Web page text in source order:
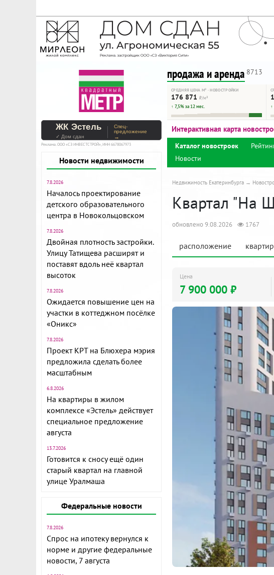
На Метре реклама - только
Помогайте независимому
продажа и аренда 8713
СРЕДНЯЯ ЦЕНА М² · НОВОСТРОЙКИ
176 871 ₽/м²
↑ 7,5% за 12 мес.
↑
ЖК Эстель
✓ Дом сдан
Спец-
предложение
→
Реклама. ООО «СЗ ИНВЕСТСТРОЙ», ИНН 6678067973
Новости недвижимости
7.8.2026
Началось проектирование
детского образовательного
центра в Новокольцовском
7.8.2026
Двойная плотность застройки.
Улицу Татищева расширят и
поставят вдоль неё квартал
высоток
7.8.2026
Ожидается повышение цен на
участки в коттеджном посёлке
«Оникс»
7.8.2026
Проект КРТ на Блюхера мэрия
предложила сделать более
масштабным
6.8.2026
На квартиры в жилом
комплексе «Эстель» действует
специальное предложение
августа
13.7.2026
Готовится к сносу ещё один
старый квартал на главной
улице Уралмаша
Федеральные новости
7.8.2026
Спрос на ипотеку вернулся к
норме и другие федеральные
новости, 7 августа
Интерактивная карта
Каталог новостроек
Новости
Недвижимость Екатеринбурга
Квартал "На
обновлено 9.08.2026 1767
расположение
Цена
7 900 000 ₽